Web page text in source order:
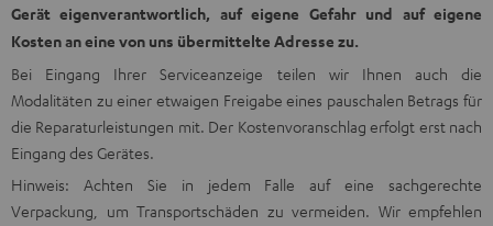
Gerät eigenverantwortlich, auf eigene Gefahr und auf eigene
Kosten an eine von uns übermittelte Adresse zu.
Bei Eingang Ihrer Serviceanzeige teilen wir Ihnen auch die
Modalitäten zu einer etwaigen Freigabe eines pauschalen Betrags für
die Reparaturleistungen mit. Der Kostenvoranschlag erfolgt erst nach
Eingang des Gerätes.
Hinweis: Achten Sie in jedem Falle auf eine sachgerechte
Verpackung, um Transportschäden zu vermeiden. Wir empfehlen